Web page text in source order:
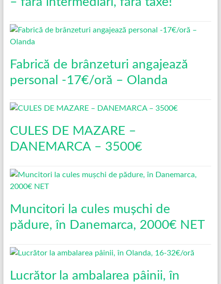
Fabrică de brânzeturi angajează
personal -17€/oră – Olanda
CULES DE MAZARE –
DANEMARCA – 3500€
Muncitori la cules mușchi de
pădure, în Danemarca, 2000€ NET
Lucrător la ambalarea pâinii, în